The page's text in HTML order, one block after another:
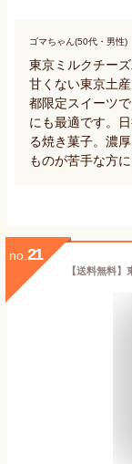
ゴマちゃん(50代・男性)
東京ミルクチー
甘くない東京土
都限定スイーツ
にも最適です。
る焼き菓子。濃
ものが苦手な方に
no. 21